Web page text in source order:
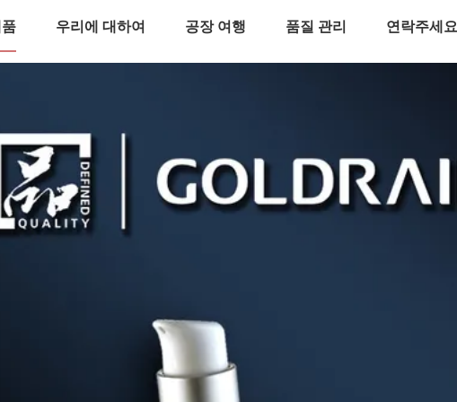
우리에 대하여 공장 여행 품질 관리 연락주세요